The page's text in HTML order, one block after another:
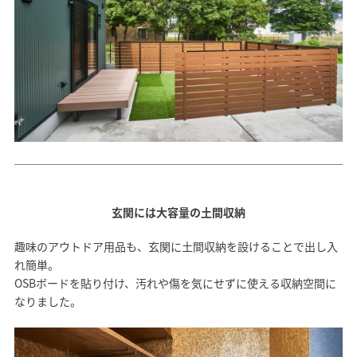
玄関には大容量の土間収納
趣味のアウトドア用品も、玄関に土間収納を設けることで出し入
れ簡単。
OSBボードを貼り付け、汚れや傷を気にせずに使える収納空間に
なりました。